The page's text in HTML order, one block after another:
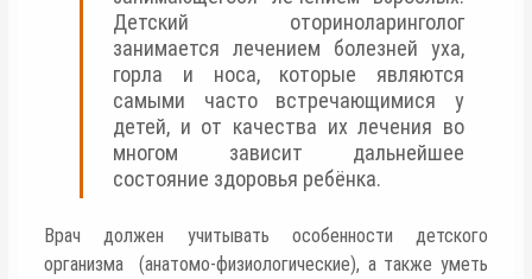
Детский оториноларинголог
занимается лечением болезней уха,
горла и носа, которые являются
самыми часто встречающимися у
детей, и от качества их лечения во
многом зависит дальнейшее
состояние здоровья ребёнка.
Врач должен учитывать особенности детского
организма (анатомо-физиологические), а также уметь